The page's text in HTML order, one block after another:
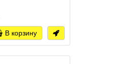
В корзину